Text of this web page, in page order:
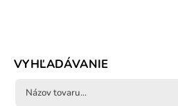
VYHĽADÁVANIE